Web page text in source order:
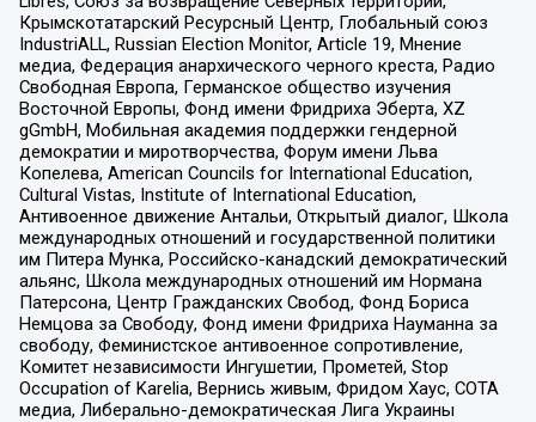
Крымскотатарский Ресурсный Центр, Глобальный союз
IndustriALL, Russian Election Monitor, Article 19, Мнение
медиа, Федерация анархического черного креста, Радио
Свободная Европа, Германское общество изучения
Восточной Европы, Фонд имени Фридриха Эберта, XZ
gGmbH, Мобильная академия поддержки гендерной
демократии и миротворчества, Форум имени Льва
Копелева, American Councils for International Education,
Cultural Vistas, Institute of International Education,
Антивоенное движение Антальи, Открытый диалог, Школа
международных отношений и государственной политики
им Питера Мунка, Российско-канадский демократический
альянс, Школа международных отношений им Нормана
Патерсона, Центр Гражданских Свобод, Фонд Бориса
Немцова за Свободу, Фонд имени Фридриха Науманна за
свободу, Феминистское антивоенное сопротивление,
Комитет независимости Ингушетии, Прометей, Stop
Occupation of Karelia, Вернись живым, Фридом Хаус, СОТА
медиа, Либерально-демократическая Лига Украины